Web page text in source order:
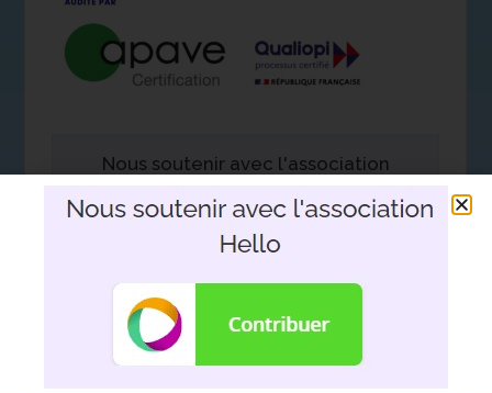
Nous soutenir avec l'association
DEVOIR DE MÉMOIRE: